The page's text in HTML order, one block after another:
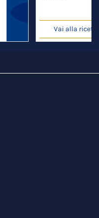
Vai alla ricetta